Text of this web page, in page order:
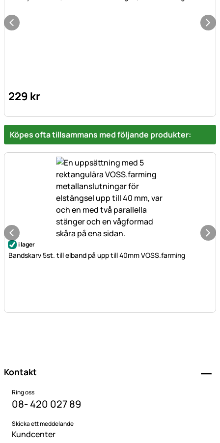
229 kr
Köpes ofta tillsammans med följande produkter:
i lager
Bandskarv 5st. till elband på upp till 40mm VOSS.farming
Kontakt
Ring oss
08- 420 027 89
Skicka ett meddelande
Kundcenter